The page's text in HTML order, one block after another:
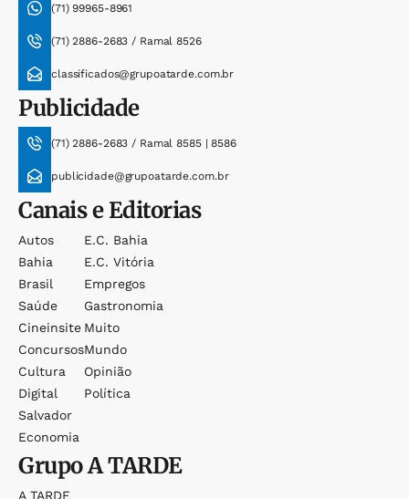
(71) 99965-8961
(71) 2886-2683 / Ramal 8526
classificados@grupoatarde.com.br
Publicidade
(71) 2886-2683 / Ramal 8585 | 8586
publicidade@grupoatarde.com.br
Canais e Editorias
Autos
Bahia
Brasil
Saúde
Cineinsite
Concursos
Cultura
Digital
Salvador
Economia
E.c. Bahia
E.c. Vitória
Empregos
Gastronomia
Muito
Mundo
Opinião
Política
GrupoA TARDE
A TARDE